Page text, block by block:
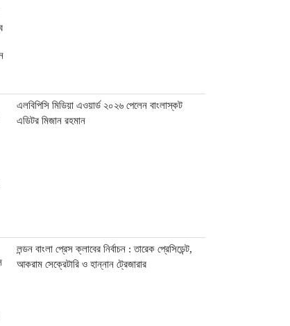
এলবিপিসি মিডিয়া এওয়ার্ড ২০২৬ পেলেন বাংলাস্কট
এডিটর মিজান রহমান
লন্ডন বাংলা প্রেস ক্লাবের নির্বাচন : তারেক প্রেসিডেন্ট,
আকরাম সেক্রেটারি ও হান্নান ট্রেজারার